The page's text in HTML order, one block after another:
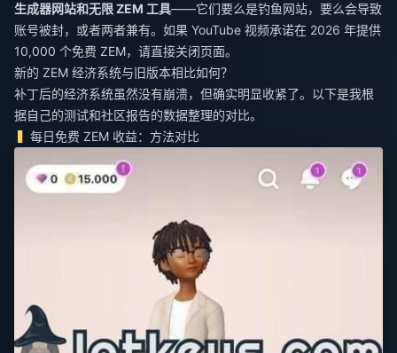
生成器网站和无限 ZEM 工具——它们要么是钓鱼网站，要么会导致
账号被封，或者两者兼有。如果 YouTube 视频承诺在 2026 年提供
10,000 个免费 ZEM，请直接关闭页面。
新的 ZEM 经济系统与旧版本相比如何？
补丁后的经济系统虽然没有崩溃，但确实明显收紧了。以下是我根
据自己的测试和社区报告的数据整理的对比。
每日免费 ZEM 收益：方法对比